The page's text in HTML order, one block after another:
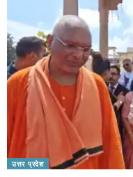
उत्तर प्रदेश